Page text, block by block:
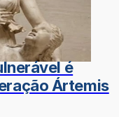
é
Ártemis